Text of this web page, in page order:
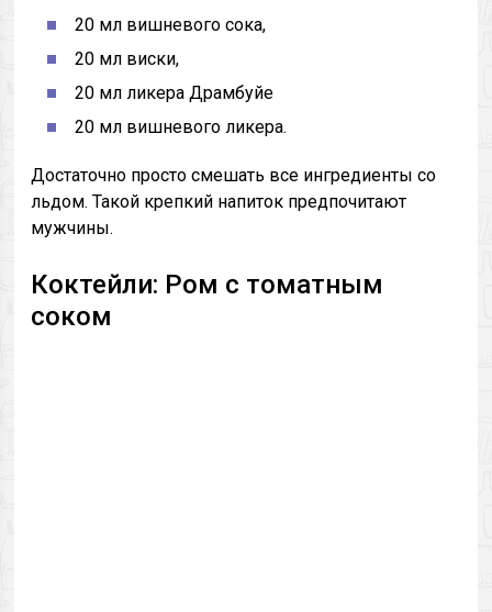
20 мл вишневого сока,
20 мл виски,
20 мл ликера Драмбуйе
20 мл вишневого ликера.
Достаточно просто смешать все ингредиенты со
льдом. Такой крепкий напиток предпочитают
мужчины.
Коктейли: Ром с томатным
соком